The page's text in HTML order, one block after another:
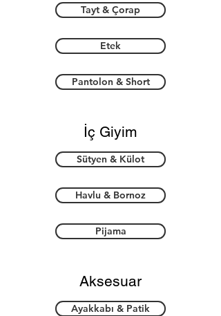
Tayt & Çorap
Etek
Pantolon & Short
İç Giyim
Sütyen & Külot
Havlu & Bornoz
Pijama
Aksesuar
Ayakkabı & Patik